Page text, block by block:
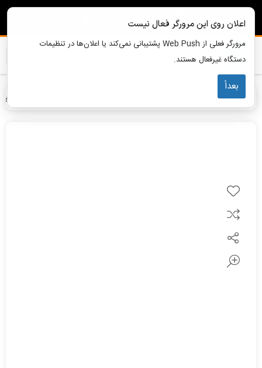
خانه محصولات سوئیچ شبکه و تجهیزات
اعلان روی این مرورگر فعال نیست
مرورگر فعلی از Web Push پشتیبانی نمی‌کند یا اعلان‌ها در تنظیمات
دستگاه غیرفعال هستند.
بعداً